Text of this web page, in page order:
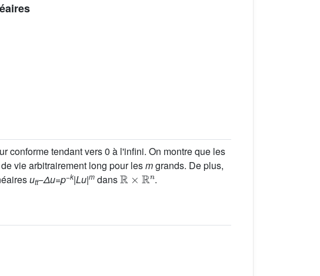
conforme tendant vers 0 à l'infini. On montre que les
vie arbitrairement long pour lesmgrands. De plus,
utt−Δu=p−k|Lu|m dans
ℝ ×ℝn
.